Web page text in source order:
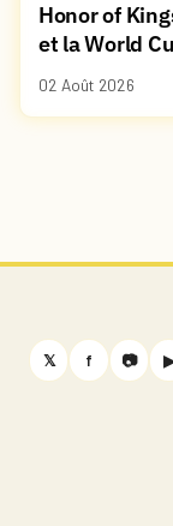
Honor of
et la World
02 Août 2026
𝕏 f 📷